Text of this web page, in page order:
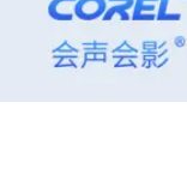
3.爱剪辑
爱剪辑也是一款简单容易
头。